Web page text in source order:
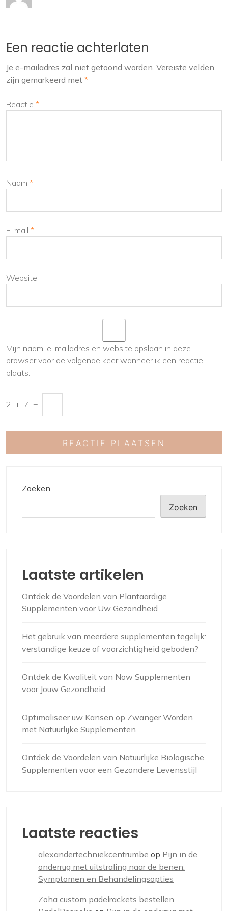
Een reactie achterlaten
Je e-mailadres zal niet getoond worden. Vereiste velden
zijn gemarkeerd met *
Reactie *
Naam *
E-mail *
Website
Mijn naam, e-mailadres en website opslaan in deze
browser voor de volgende keer wanneer ik een reactie
plaats.
2 + 7 =
Zoeken
Zoeken
Laatste artikelen
Ontdek de Voordelen van Plantaardige
Supplementen voor Uw Gezondheid
Het gebruik van meerdere supplementen tegelijk:
verstandige keuze of voorzichtigheid geboden?
Ontdek de Kwaliteit van Now Supplementen
voor Jouw Gezondheid
Optimaliseer uw Kansen op Zwanger Worden
met Natuurlijke Supplementen
Ontdek de Voordelen van Natuurlijke Biologische
Supplementen voor een Gezondere Levensstijl
Laatste reacties
alexandertechniekcentrumbe op Pijn in de
onderrug met uitstraling naar de benen:
Symptomen en Behandelingsopties
Zoha custom padelrackets bestellen